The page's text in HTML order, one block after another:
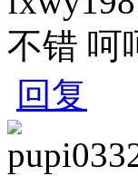
不错 呵
回复
pupi033